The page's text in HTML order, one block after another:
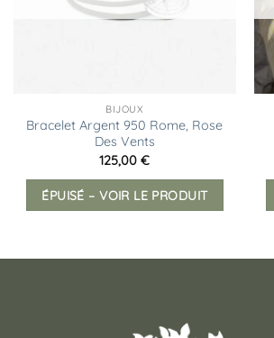
BIJOUX
Bracelet Argent 950 Rome, Rose
Des Vents
125,00€
ÉPUISÉ – VOIR LE PRODUIT